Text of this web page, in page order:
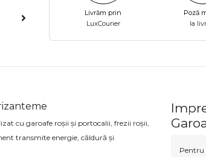
Livrăm prin
LuxCourier
Poză
la
cu garoafe roșii și portocalii, frezii roșii,
transmite energie, căldură și
Pentru